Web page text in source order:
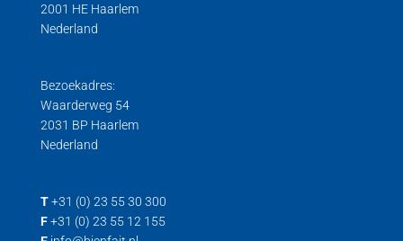
2001 HE Haarlem
Nederland
Bezoekadres:
Waarderweg 54
2031 BP Haarlem
Nederland
T +31 (0) 23 55 30 300
F +31 (0) 23 55 12 155